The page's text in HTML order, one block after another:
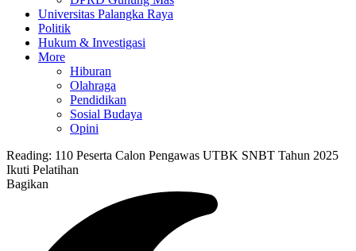
Universitas Palangka Raya
Politik
Hukum & Investigasi
More
Hiburan
Olahraga
Pendidikan
Sosial Budaya
Opini
Reading: 110 Peserta Calon Pengawas UTBK SNBT Tahun 2025
Ikuti Pelatihan
Bagikan